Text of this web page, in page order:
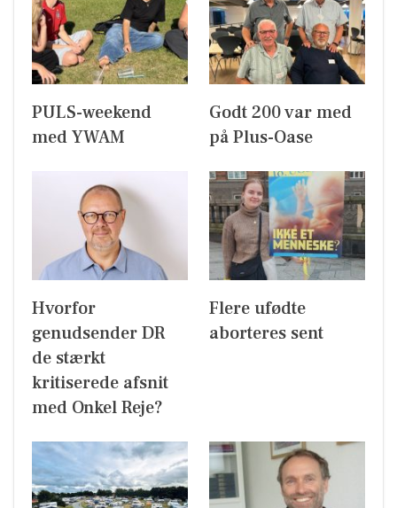
PULS-weekend
med YWAM
Godt 200 var med
på Plus-Oase
Hvorfor
genudsender DR
de stærkt
kritiserede afsnit
med Onkel Reje?
Flere ufødte
aborteres sent